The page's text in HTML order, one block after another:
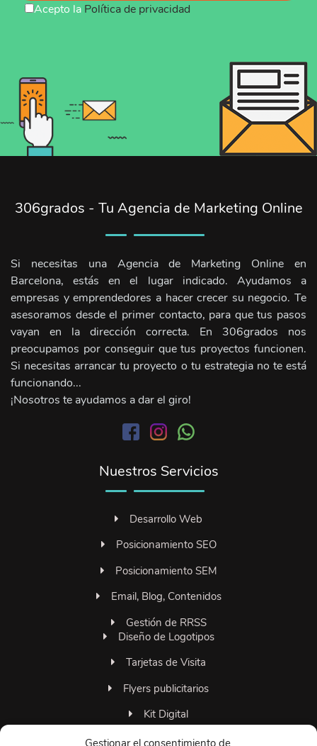
Gestionar el consentimiento de
Acepto la Política de privacidad
306grados - Tu Agencia de Marketing Online
Si necesitas una Agencia de Marketing Online en
Barcelona, estás en el lugar indicado. Ayudamos a
empresas y emprendedores a hacer crecer su negocio. Te
asesoramos desde el primer contacto, para que tus pasos
vayan en la dirección correcta. En 306grados nos
preocupamos por conseguir que tus proyectos funcionen.
Si necesitas arrancar tu proyecto o tu estrategia no te está
funcionando...
¡Nosotros te ayudamos a dar el giro!
Nuestros Servicios
Desarrollo Web
Posicionamiento SEO
Posicionamiento SEM
Email, Blog, Contenidos
Gestión de RRSS
Diseño de Logotipos
Tarjetas de Visita
Flyers publicitarios
Kit Digital
Familia 306grados